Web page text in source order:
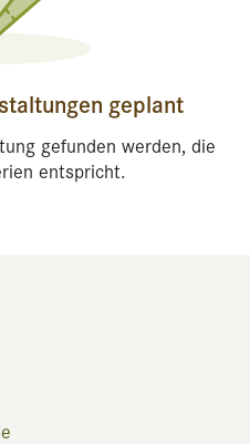
geplant
gefunden werden, die
entspricht.